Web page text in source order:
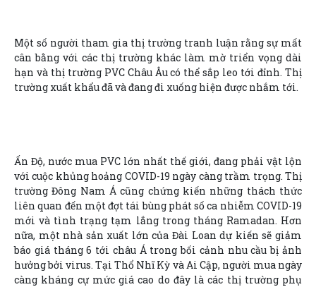
Một số người tham gia thị trường tranh luận rằng sự mất
cân bằng với các thị trường khác làm mờ triển vọng dài
hạn và thị trường PVC Châu Âu có thể sắp leo tới đỉnh. Thị
trường xuất khẩu đã và đang đi xuống hiện được nhắm tới.
Ấn Độ, nước mua PVC lớn nhất thế giới, đang phải vật lộn
với cuộc khủng hoảng COVID-19 ngày càng trầm trọng. Thị
trường Đông Nam Á cũng chứng kiến những thách thức
liên quan đến một đợt tái bùng phát số ca nhiễm COVID-19
mới và tình trạng tạm lắng trong tháng Ramadan. Hơn
nữa, một nhà sản xuất lớn của Đài Loan dự kiến sẽ giảm
báo giá tháng 6 tới châu Á trong bối cảnh nhu cầu bị ảnh
hưởng bởi virus. Tại Thổ Nhĩ Kỳ và Ai Cập, người mua ngày
càng kháng cự mức giá cao do đây là các thị trường phụ